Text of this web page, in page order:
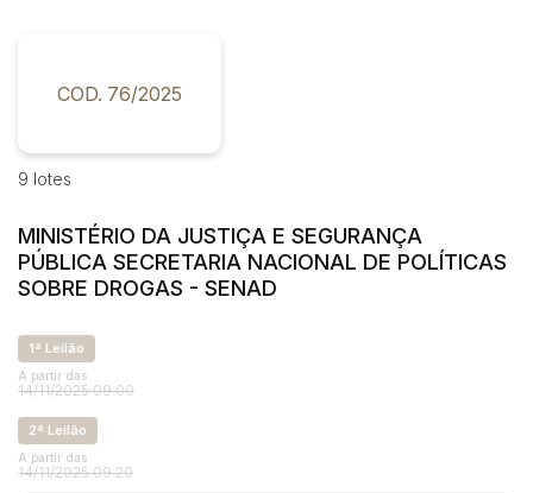
Animais
Imóveis
Terreno
Carros
Motos
Bairro
Judiciais Extrajudiciais
Faixa de valor
COD. 76/2025
9 lotes
MINISTÉRIO DA JUSTIÇA E SEGURANÇA
PÚBLICA SECRETARIA NACIONAL DE POLÍTICAS
SOBRE DROGAS - SENAD
1ª Leilão
A partir das
14/11/2025 09:00
2ª Leilão
A partir das
14/11/2025 09:20